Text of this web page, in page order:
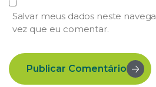
Salvar meus dados neste
vez que eu comentar.
Publicar Comentário